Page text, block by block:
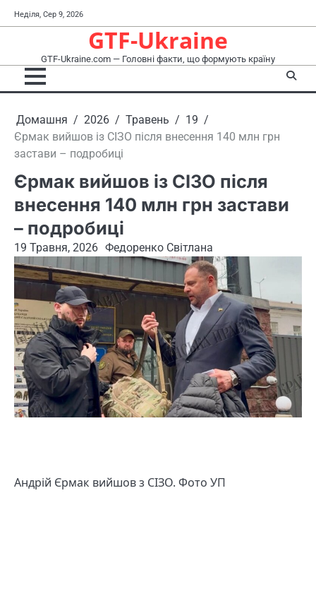
до
Неділя, Сер 9, 2026
GTF-Ukraine
GTF-Ukraine.com — Головні факти, що формують країну
Домашня 2026 Травень
19
Єрмак вийшов із СІЗО після внесення 140 млн грн
застави – подробиці
Єрмак вийшов із СІЗО після
внесення 140 млн грн застави
– подробиці
19 Травня, 2026 Федоренко Світлана
Андрій Єрмак вийшов з СІЗО. Фото УП